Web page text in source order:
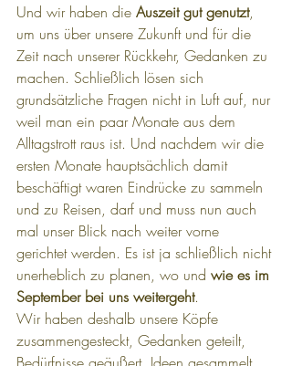
Und wir haben die Auszeit gut genutzt,
um uns über unsere Zukunft und für die
Zeit nach unserer Rückkehr, Gedanken zu
machen. Schließlich lösen sich
grundsätzliche Fragen nicht in Luft auf, nur
weil man ein paar Monate aus dem
Alltagstrott raus ist. Und nachdem wir die
ersten Monate hauptsächlich damit
beschäftigt waren Eindrücke zu sammeln
und zu Reisen, darf und muss nun auch
mal unser Blick nach weiter vorne
gerichtet werden. Es ist ja schließlich nicht
unerheblich zu planen, wo und wie es im
September bei uns weitergeht.
Wir haben deshalb unsere Köpfe
zusammengesteckt, Gedanken geteilt,
Bedürfnisse geäußert, Ideen gesammelt